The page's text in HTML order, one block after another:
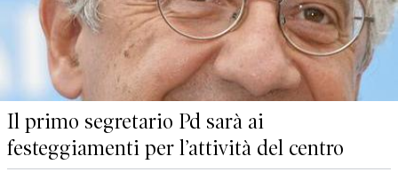
Il primo segretario Pd sarà ai
festeggiamenti per l’attività del centro